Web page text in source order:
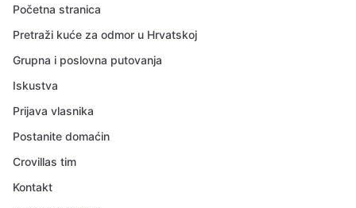
Početna stranica
Pretraži kuće za odmor u Hrvatskoj
Grupna i poslovna putovanja
Iskustva
Prijava vlasnika
Postanite domaćin
Crovillas tim
Kontakt